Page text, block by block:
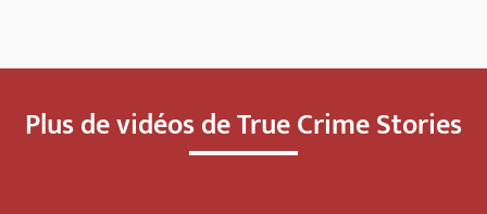
Plus de vidéos de True Crime Stories